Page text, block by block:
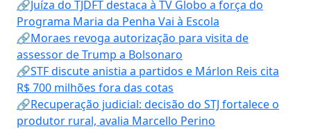
🔗Juíza do TJDFT destaca à TV Globo a força do
Programa Maria da Penha Vai à Escola
🔗Moraes revoga autorização para visita de
assessor de Trump a Bolsonaro
🔗STF discute anistia a partidos e Márlon Reis cita
R$ 700 milhões fora das cotas
🔗Recuperação judicial: decisão do STJ fortalece o
produtor rural, avalia Marcello Perino